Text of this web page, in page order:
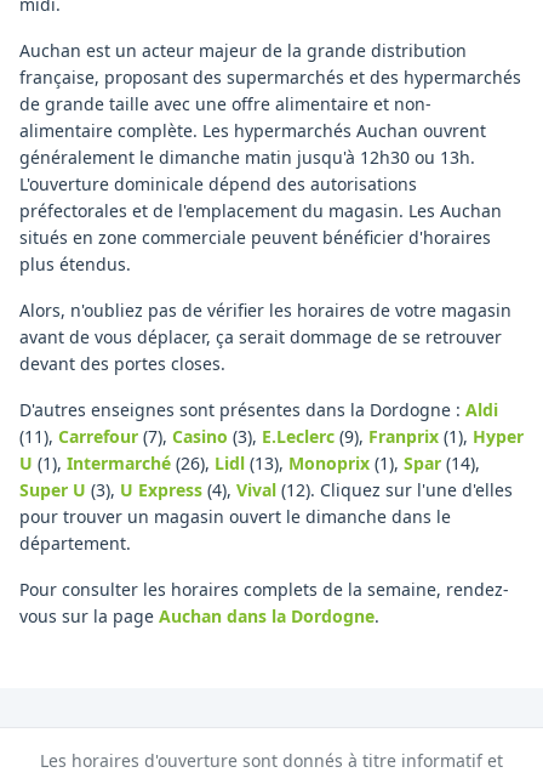
Auchan est un acteur majeur de la grande distribution
française, proposant des supermarchés et des hypermarchés
de grande taille avec une offre alimentaire et non-
alimentaire complète. Les hypermarchés Auchan ouvrent
généralement le dimanche matin jusqu'à 12h30 ou 13h.
L'ouverture dominicale dépend des autorisations
préfectorales et de l'emplacement du magasin. Les Auchan
situés en zone commerciale peuvent bénéficier d'horaires
plus étendus.
Alors, n'oubliez pas de vérifier les horaires de votre magasin
avant de vous déplacer, ça serait dommage de se retrouver
devant des portes closes.
D'autres enseignes sont présentes dans la Dordogne : Aldi
(11), Carrefour (7), Casino (3), E.Leclerc (9), Franprix (1), Hyper
U (1), Intermarché (26), Lidl (13), Monoprix (1), Spar (14),
Super U (3), U Express (4), Vival (12). Cliquez sur l'une d'elles
pour trouver un magasin ouvert le dimanche dans le
département.
Pour consulter les horaires complets de la semaine, rendez-
vous sur la page Auchan dans la Dordogne.
Les horaires d'ouverture sont donnés à titre informatif et